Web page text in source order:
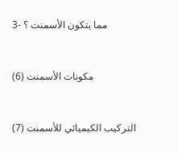
3- مما يتكون الأسمنت ؟
(6) مكونات الأسمنت
(7) التركيب الكيميائي للأسمنت